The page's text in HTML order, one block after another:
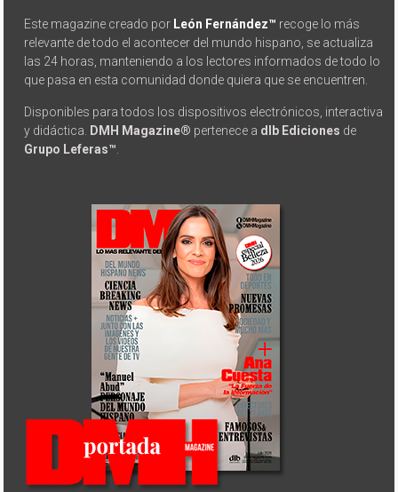
Este magazine creado por León Fernández™ recoge lo más
relevante de todo el acontecer del mundo hispano, se actualiza
las 24 horas, manteniendo a los lectores informados de todo lo
que pasa en esta comunidad donde quiera que se encuentren.
Disponibles para todos los dispositivos electrónicos, interactiva
y didáctica. DMH Magazine® pertenece a dlb Ediciones de
Grupo Leferas™